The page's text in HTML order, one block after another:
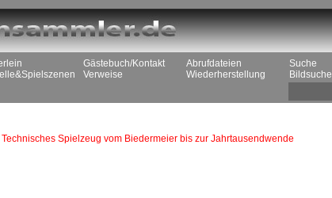
Gästebuch/Kontakt
Verweise
Abrufdateien
Wiederherstellung
Suche
Bildsuche
Spielzeug vom Biedermeier bis zur Jahrtausendwende